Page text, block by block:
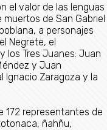
el valor de las lenguas
de San Gabriel
a personajes
Negrete, el
los Tres Juanes: Juan
y Juan
Ignacio Zaragoza y la
172 representantes de
ñahñu,